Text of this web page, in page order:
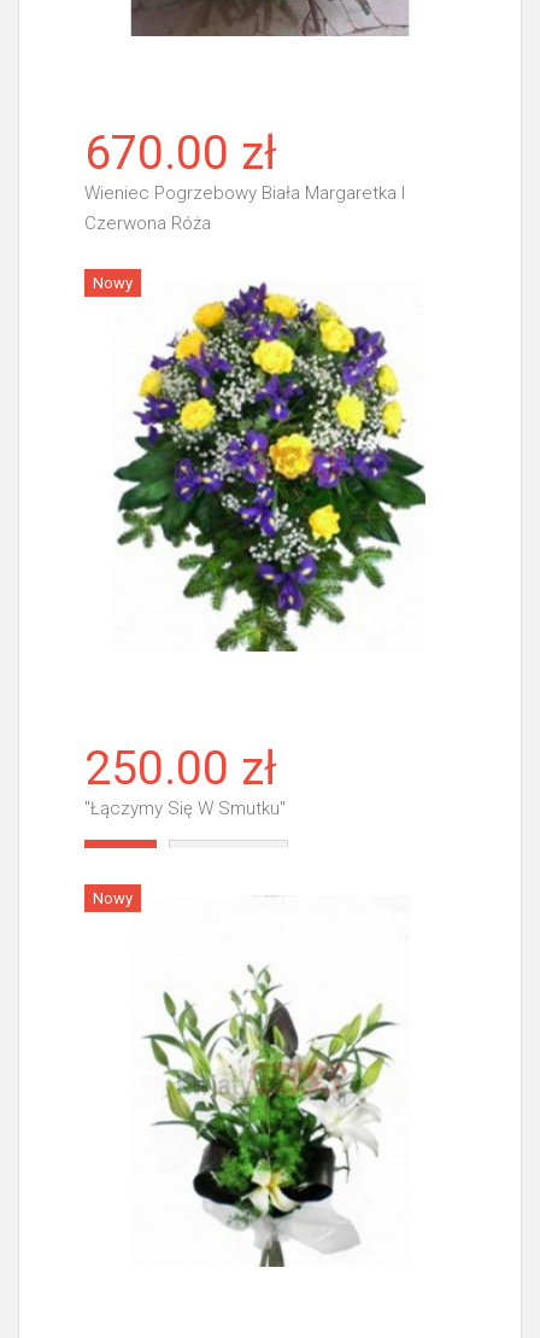
670.00 zł
Wieniec Pogrzebowy Biała Margaretka I
Czerwona Róża
Więcej
Nowy
250.00 zł
"Łączymy Się W Smutku"
Nowy